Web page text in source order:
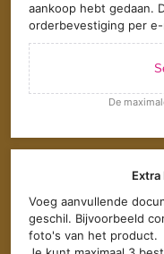
aankoop hebt gedaan.
orderbevestiging per
De
Voeg aanvullende
geschil. Bijvoorbeeld
foto's van het product.